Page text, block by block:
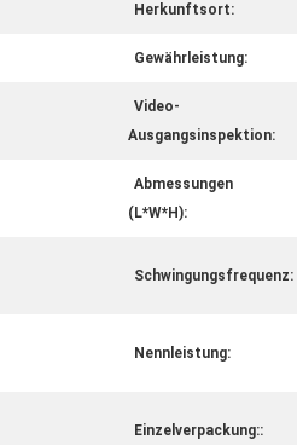
Herkunftsort:
Gewährleistung:
Video-
Ausgangsinspektion:
Abmessungen
(L*W*H):
Schwingungsfrequenz:
Nennleistung:
Einzelverpackung::